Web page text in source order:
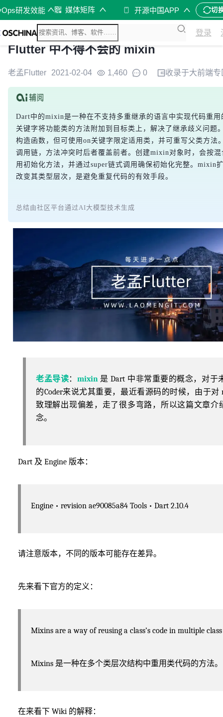
研发效能 媒体矩阵 开源中国APP 切
登录
Flutter 中不得不会的 mixin
老孟Flutter 2021-02-04 1,460 0 收录于大前端专
Dart中的mixin是一种在不支持多重继承的语言中实现代码重
关键字将功能类的方法附加到目标类上，解决了继承歧义问题
构造函数，但可使用on关键字限定适用类，并可重写父类方法
调用链，方法冲突时后者覆盖前者。创建mixin对象时，会按
用初始化方法，并通过super链式调用确保初始化完整。mixin
改变其类型层次，是避免重复代码的有效手段。
总结由社区平台通过AI大模型技术生成
老孟导读： mixin是 Dart 中非常重要的概念，对于
的Coder来说尤其重要，最近看源码的时候，由于对
致理解出现偏差，走了很多弯路，所以这篇文章介
念。
Dart 及 Engine 版本：
Engine • revision ae90085a84 Tools • Dart 2.10.4
请注意版本，不同的版本可能存在差异。
先来看下官方的定义：
Mixins are a way of reusing a class’s code in multiple
Mixins 是一种在多个类层次结构中重用类代码的方法。
在来看下 Wiki 的解释：